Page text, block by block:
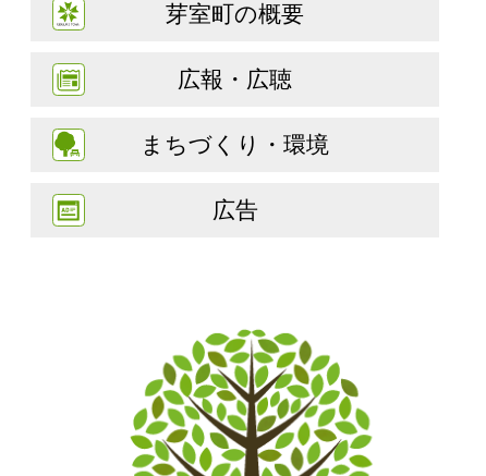
芽室町の概要
広報・広聴
まちづくり・環境
広告